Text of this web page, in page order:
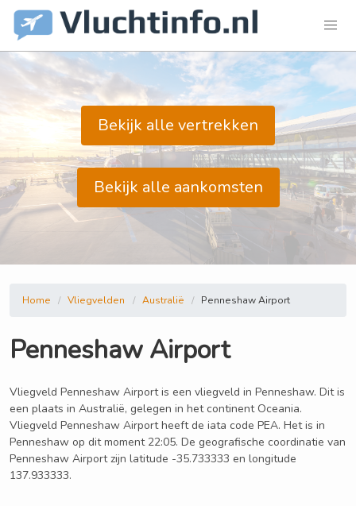
Bekijk alle vertrekken
Bekijk alle aankomsten
Home Vliegvelden Australië Penneshaw Airport
Penneshaw Airport
Vliegveld Penneshaw Airport is een vliegveld in Penneshaw. Dit is
een plaats in Australië, gelegen in het continent Oceania.
Vliegveld Penneshaw Airport heeft de iata code PEA. Het is in
Penneshaw op dit moment 22:05. De geografische coordinatie van
Penneshaw Airport zijn latitude -35.733333 en longitude
137.933333.